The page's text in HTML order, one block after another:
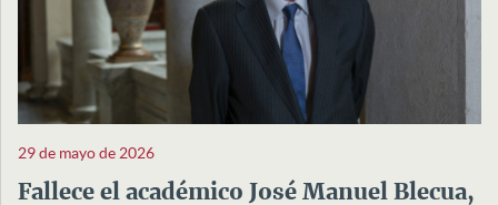
29 de mayo de 2026
Fallece el académico José Manuel Blecua,